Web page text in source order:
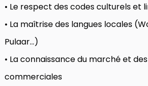
• Le respect des codes culturels et
• La maîtrise des langues locales
Pulaar…)
• La connaissance du marché et
commerciales